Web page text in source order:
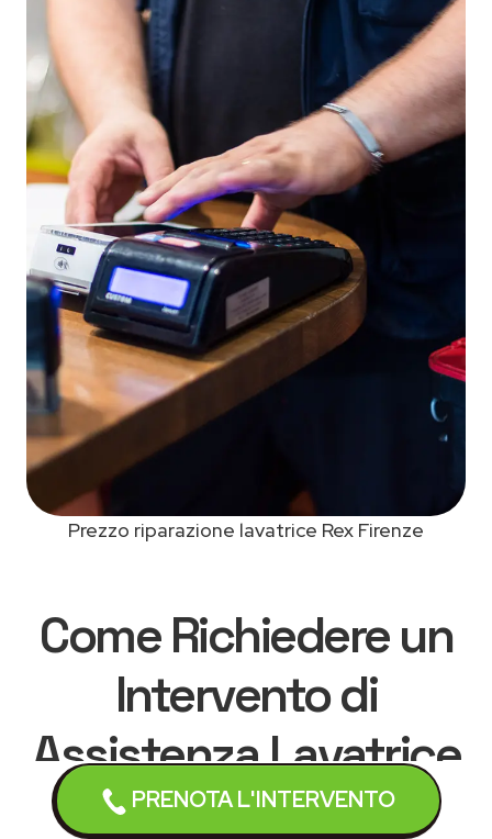
PRENOTA L'INTERVENTO
Prezzo riparazione lavatrice Rex Firenze
Come Richiedere un
Intervento di
Assistenza Lavatrice
Rex a Firenze